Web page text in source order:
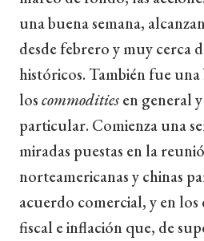
una buena semana,
desde febrero y muy cerca
históricos. También fue una
loscommoditiesen general
particular. Comienza una
miradas puestas en la
norteamericanas y chinas
acuerdo comercial, y en
fiscal e inflación que, de